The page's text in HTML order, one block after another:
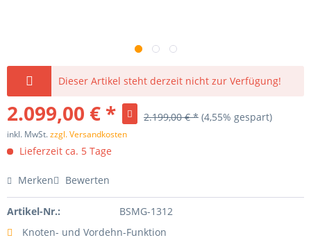
Dieser Artikel steht derzeit nicht zur Verfügung!
2.099,00 € * 2.199,00 € * (4,55% gespart)
inkl. MwSt.zzgl. Versandkosten
Lieferzeit ca. 5 Tage
Merken Bewerten
Artikel-Nr.:
BSMG-1312
Knoten- und Vordehn-Funktion